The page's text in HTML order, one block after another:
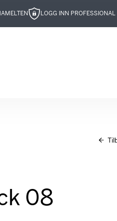
LOGG INN PROFESSIONAL
08